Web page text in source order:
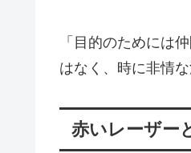
「目的のためには
はなく、時に非情
赤いレーザー